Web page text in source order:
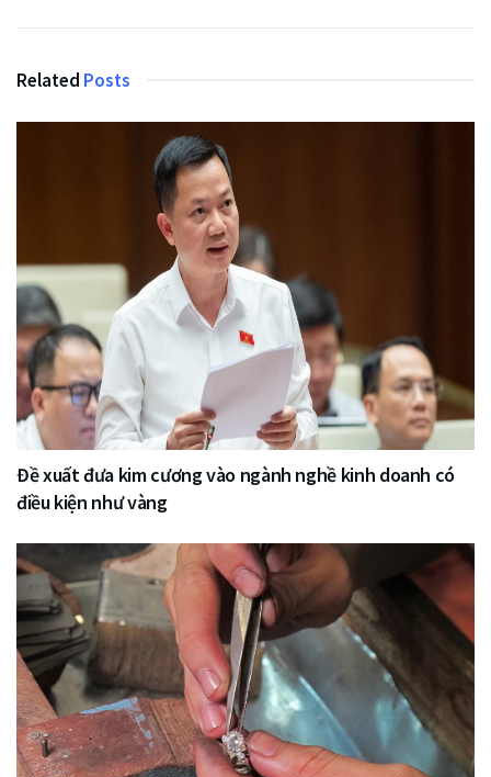
Related Posts
Đề xuất đưa kim cương vào ngành nghề kinh doanh có
điều kiện như vàng